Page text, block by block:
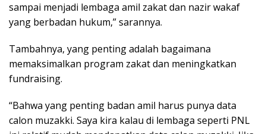
sampai menjadi lembaga amil zakat dan nazir wakaf
yang berbadan hukum,” sarannya.
Tambahnya, yang penting adalah bagaimana
memaksimalkan program zakat dan meningkatkan
fundraising.
“Bahwa yang penting badan amil harus punya data
calon muzakki. Saya kira kalau di lembaga seperti PNL